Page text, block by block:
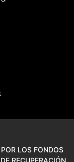
LOS FONDOS